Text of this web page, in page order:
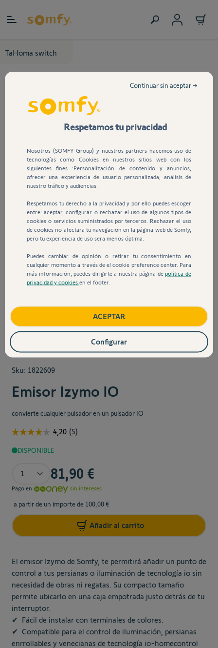
TaHoma switch
View larger image View larger
Sku: 1822609
Emisor Izymo IO
convierte cualquier pulsador en un pulsador IO
DISPONIBLE
81,90 €
Pago en sin intereses
a partir de un importe de 100,00 €
Añadir al carrito
El emisor Izymo de Somfy, te permitirá añadir un punto de
control a tus persianas o iluminación de tecnología io sin
necesidad de obras ni regatas. Su compacto tamaño
permite ubicarlo en una caja empotrada justo detrás de tu
interruptor.
✔ Fácil de instalar con terminales de colores.
✔ Compatible para el control de iluminación, persianas
enrrollables y venecianas de tecnología io-homecontrol
Respetamos tu privacidad
Nosotros (SOMFY Group) y nuestros partners hacemos uso de
tecnologías como Cookies en nuestros sitios web con los
siguientes fines :Personalización de contenido y anuncios,
ofrecer una experiencia de usuario personalizada, análisis de
nuestro tráfico y audiencias.
Respetamos tu derecho a la privacidad y por ello puedes escoger
entre: aceptar, configurar o rechazar el uso de algunos tipos de
cookies o servicios suministrados por terceros. Rechazar el uso
de cookies no afectara tu navegación en la página web de Somfy,
pero tu experiencia de uso sera menos óptima.
Puedes cambiar de opinión o retirar tu consentimiento en
cualquier momento a través de el cookie preference center. Para
más información, puedes dirigirte a nuestra página depolítica de
privacidad y cookies en el footer.
Continuar sin aceptar →
ACEPTAR
Configurar